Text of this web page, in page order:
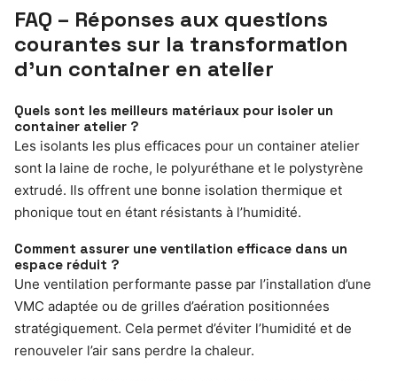
FAQ – Réponses aux questions
courantes sur la transformation
d’un container en atelier
Quels sont les meilleurs matériaux pour isoler un
container atelier ?
Les isolants les plus efficaces pour un container atelier
sont la laine de roche, le polyuréthane et le polystyrène
extrudé. Ils offrent une bonne isolation thermique et
phonique tout en étant résistants à l’humidité.
Comment assurer une ventilation efficace dans un
espace réduit ?
Une ventilation performante passe par l’installation d’une
VMC adaptée ou de grilles d’aération positionnées
stratégiquement. Cela permet d’éviter l’humidité et de
renouveler l’air sans perdre la chaleur.